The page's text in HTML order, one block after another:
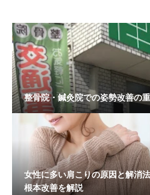
整骨院・鍼灸院での姿勢改善の
女性に多い肩こりの原因と解消
根本改善を解説